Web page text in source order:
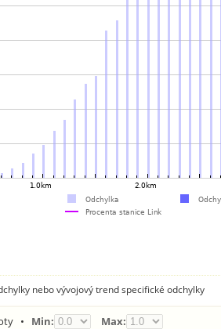
nebo vývojový trend specifické odchylky
• Min: Max: